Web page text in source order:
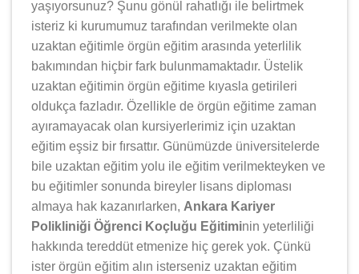
yaşıyorsunuz? Şunu gönül rahatlığı ile belirtmek
isteriz ki kurumumuz tarafından verilmekte olan
uzaktan eğitimle örgün eğitim arasında yeterlilik
bakımından hiçbir fark bulunmamaktadır. Üstelik
uzaktan eğitimin örgün eğitime kıyasla getirileri
oldukça fazladır. Özellikle de örgün eğitime zaman
ayıramayacak olan kursiyerlerimiz için uzaktan
eğitim eşsiz bir fırsattır. Günümüzde üniversitelerde
bile uzaktan eğitim yolu ile eğitim verilmekteyken ve
bu eğitimler sonunda bireyler lisans diploması
almaya hak kazanırlarken, Ankara Kariyer
Polikliniği Öğrenci Koçluğu Eğitiminin yeterliliği
hakkında tereddüt etmenize hiç gerek yok. Çünkü
ister örgün eğitim alın isterseniz uzaktan eğitim